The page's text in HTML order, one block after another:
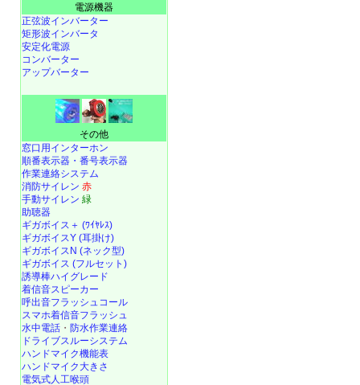
電源機器
正弦波インバーター
矩形波インバータ
安定化電源
コンバーター
アップバーター
その他
窓口用インターホン
順番表示器・番号表示器
作業連絡システム
消防サイレン 赤
手動サイレン 緑
助聴器
ギガボイス＋ (ﾜｲﾔﾚｽ)
ギガボイスY (耳掛け)
ギガボイスN (ネック型)
ギガボイス (フルセット)
誘導棒ハイグレード
着信音スピーカー
呼出音フラッシュコール
スマホ着信音フラッシュ
水中電話 ・ 防水作業連絡
ドライブスルーシステム
ハンドマイク機能表
ハンドマイク大きさ
電気式人工喉頭